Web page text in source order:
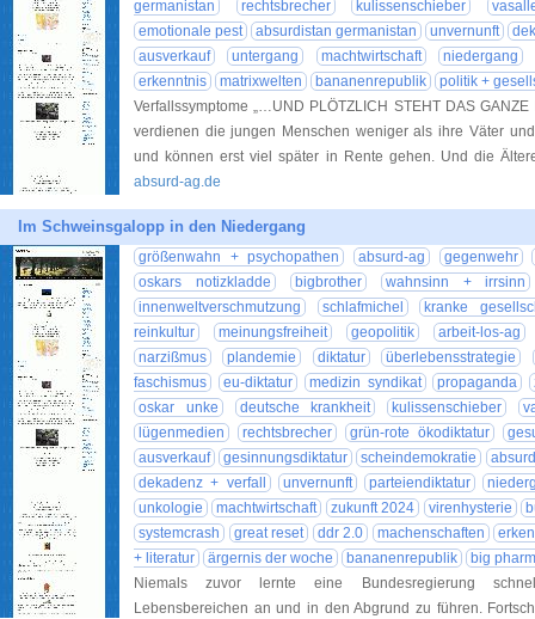
germanistan rechtsbrecher kulissenschieber
emotionale pest
absurdistan germanistan unvernunft
ausverkauf
untergang machtwirtschaft
niedergang
erkenntnis
matrixwelten bananenrepublik
politik +
Verfallssymptome „…UND PLÖTZLICH STEHT DAS
verdienen die jungen Menschen weniger als ihre Väter
und können erst viel später in Rente gehen. Und die
absurd-ag.de
Im Schweinsgalopp in den Niedergang
größenwahn + psychopathen absurd-ag
gegenwehr
oskars notizkladde
bigbrother
wahnsinn + irrsinn
innenweltverschmutzung
schlafmichel
kranke
reinkultur
meinungsfreiheit geopolitik
arbeit-los-ag
narzißmus
plandemie diktatur
überlebensstrategie
faschismus
eu-diktatur medizin syndikat propaganda
oskar unke
deutsche krankheit kulissenschieber
lügenmedien
rechtsbrecher grün-rote ökodiktatur
ausverkauf
gesinnungsdiktatur scheindemokratie
dekadenz + verfall
unvernunft parteiendiktatur
unkologie
machtwirtschaft zukunft 2024 virenhysterie
systemcrash
great reset ddr 2.0 machenschaften
+ literatur
ärgernis der woche bananenrepublik
big
Niemals zuvor lernte eine Bundesregierung
Lebensbereichen an und in den Abgrund zu führen.